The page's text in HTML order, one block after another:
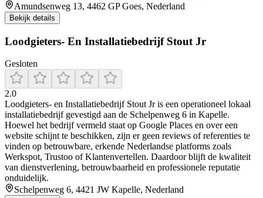
Amundsenweg 13, 4462 GP Goes, Nederland
Bekijk details
Loodgieters- En Installatiebedrijf Stout Jr
Gesloten
2.0
Loodgieters- en Installatiebedrijf Stout Jr is een operationeel lokaal
installatiebedrijf gevestigd aan de Schelpenweg 6 in Kapelle.
Hoewel het bedrijf vermeld staat op Google Places en over een
website schijnt te beschikken, zijn er geen reviews of referenties te
vinden op betrouwbare, erkende Nederlandse platforms zoals
Werkspot, Trustoo of Klantenvertellen. Daardoor blijft de kwaliteit
van dienstverlening, betrouwbaarheid en professionele reputatie
onduidelijk.
Schelpenweg 6, 4421 JW Kapelle, Nederland